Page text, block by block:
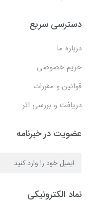
دسترسی سریع
درباره ما
حریم خصوصی
قوانین و مقررات
دریافت و بررسی اثر
عضویت در خبرنامه
نماد الکترونیکی